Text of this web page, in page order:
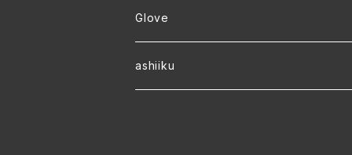
ver.1 速乾・裏起毛・サイズ豊富 オリジナル
ワラーチwebオーダー
Glove
ashiiku